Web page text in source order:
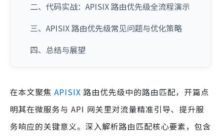
二、代码实战：APISIX 路由优先级全流程演示
三、APISIX 路由优先级常见问题与优化策略
四、总结与展望
在本文聚焦 APISIX 路由优先级中的路由匹配，开篇点
明其在微服务与 API 网关里对流量精准引导、提升服
务响应的关键意义。深入解析路由匹配核心要素，包含